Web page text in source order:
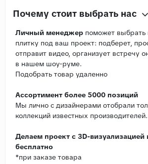
Почему стоит выбрать нас
Личный менеджер поможет
плитку под ваш проект: подберет,
отправит видео, организует встречу
в нашем шоу-руме.
Подобрать товар удаленно
Ассортимент более 5000 позиций
Мы лично с дизайнерами отобрали
коллекций известных производителей.
Делаем проект с 3D-визуализацией
бесплатно
*при заказе товара